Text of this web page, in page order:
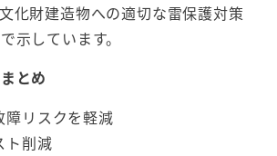
化財建造物への適切な雷保護対策
示しています。
とめ
障リスクを軽減
ト削減